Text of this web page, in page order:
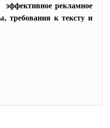
эффективное рекламное
требования к тексту и